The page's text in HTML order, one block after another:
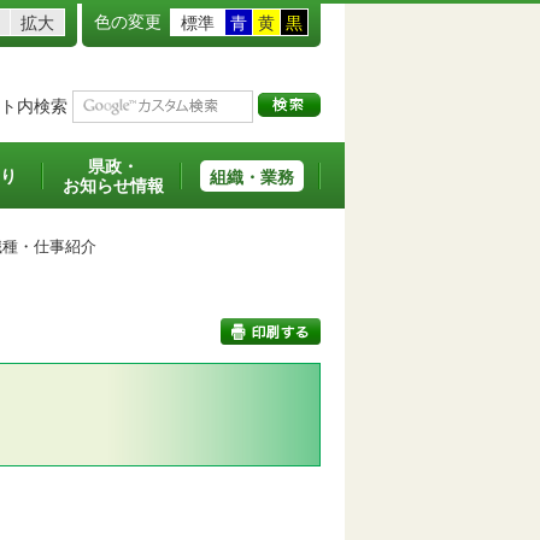
拡大 色の変更 標準 青 黄 黒
内検索
県政・
お知らせ情報
組織・業務
・仕事紹介